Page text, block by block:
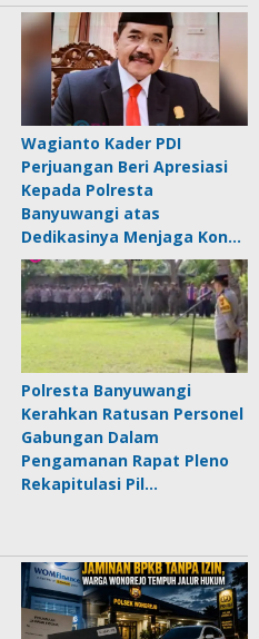
Wagianto Kader PDI
Perjuangan Beri Apresiasi
Kepada Polresta
Banyuwangi atas
Dedikasinya Menjaga Kon…
Polresta Banyuwangi
Kerahkan Ratusan Personel
Gabungan Dalam
Pengamanan Rapat Pleno
Rekapitulasi Pil…